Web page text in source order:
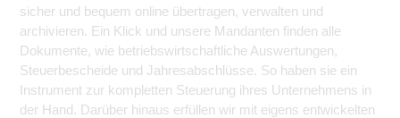
sicher und bequem online übertragen, verwalten und
archivieren. Ein Klick und unsere Mandanten finden alle
Dokumente, wie betriebswirtschaftliche Auswertungen,
Steuerbescheide und Jahresabschlüsse. So haben sie ein
Instrument zur kompletten Steuerung ihres Unternehmens in
der Hand. Darüber hinaus erfüllen wir mit eigens entwickelten